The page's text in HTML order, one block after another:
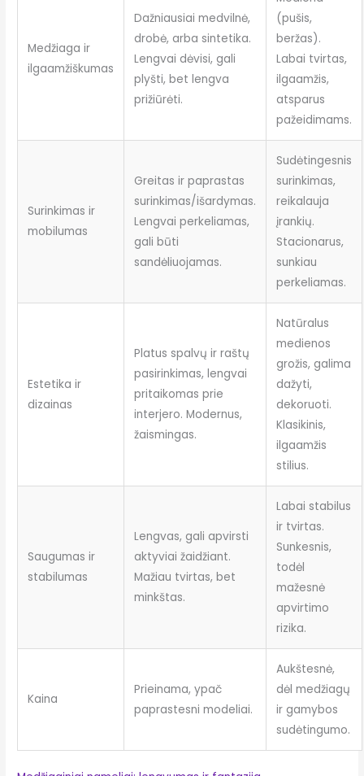
Medžiaga ir
ilgaamžiškumas
Dažniausiai medvilnė,
drobė, arba sintetika.
Lengvai dėvisi, gali
plyšti, bet lengva
prižiūrėti.
(pušis,
beržas).
Labai tvirtas,
ilgaamžis,
atsparus
pažeidimams.
Surinkimas ir
mobilumas
Greitas ir paprastas
surinkimas/išardymas.
Lengvai perkeliamas,
gali būti
sandėliuojamas.
Sudėtingesnis
surinkimas,
reikalauja
įrankių.
Stacionarus,
sunkiau
perkeliamas.
Estetika ir
dizainas
Platus spalvų ir raštų
pasirinkimas, lengvai
pritaikomas prie
interjero. Modernus,
žaismingas.
Natūralus
medienos
grožis, galima
dažyti,
dekoruoti.
Klasikinis,
ilgaamžis
stilius.
Saugumas ir
stabilumas
Lengvas, gali apvirsti
aktyviai žaidžiant.
Mažiau tvirtas, bet
minkštas.
Labai stabilus
ir tvirtas.
Sunkesnis,
todėl
mažesnė
apvirtimo
rizika.
Kaina
Prieinama, ypač
paprastesni modeliai.
Aukštesnė,
dėl medžiagų
ir gamybos
sudėtingumo.